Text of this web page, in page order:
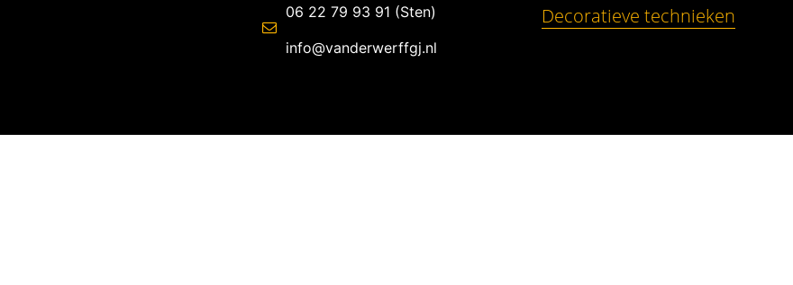
06 22 79 93 91 (Sten)
info@vanderwerffgj.nl
Decoratieve technieken